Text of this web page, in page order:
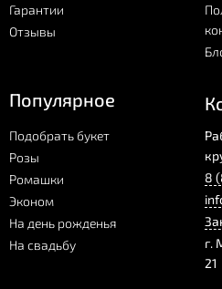
Гарантии
Отзывы
Популярное
Подобрать букет
Розы
Ромашки
Эконом
На день рожденья
На свадьбу
8
г.
21